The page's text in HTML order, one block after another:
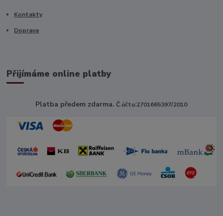
Kontakty
Doprava
Přijímáme online platby
Platba předem zdarma. Č.účtu:2701665397/2010